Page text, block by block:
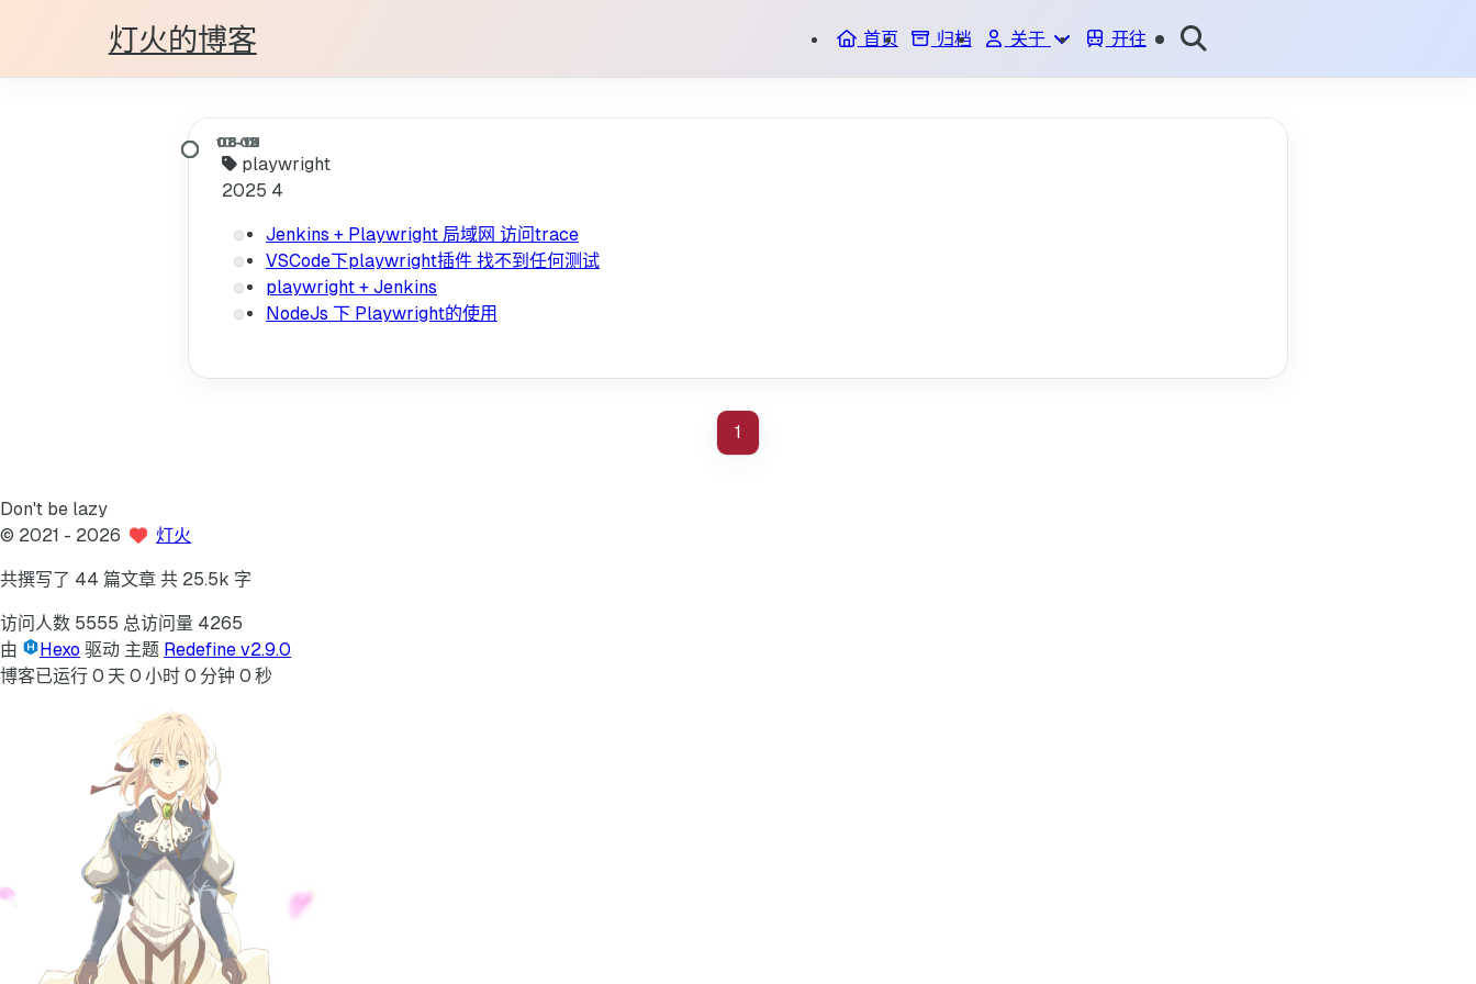
灯火的博客 首页 归档
关于
ME
开往
playwright
2025 4
Jenkins + Playwright 局域网 访问trace
VSCode下playwright插件 找不到任何测试
playwright + Jenkins
NodeJs 下 Playwright的使用
1
Don't be lazy
© 2021 - 2026 灯火
共撰写了 44 篇文章 共 25.5k 字
访问人数 5555 总访问量 4265
由
Hexo 驱动 主题 Redefine v2.9.0
博客已运行 0 天 0 小时 0 分钟 0 秒